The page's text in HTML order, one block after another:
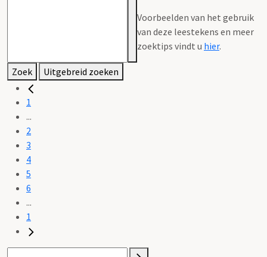
Voorbeelden van het gebruik
van deze leestekens en meer
zoektips vindt u hier.
Zoek Uitgebreid zoeken
1
...
2
3
4
5
6
...
1